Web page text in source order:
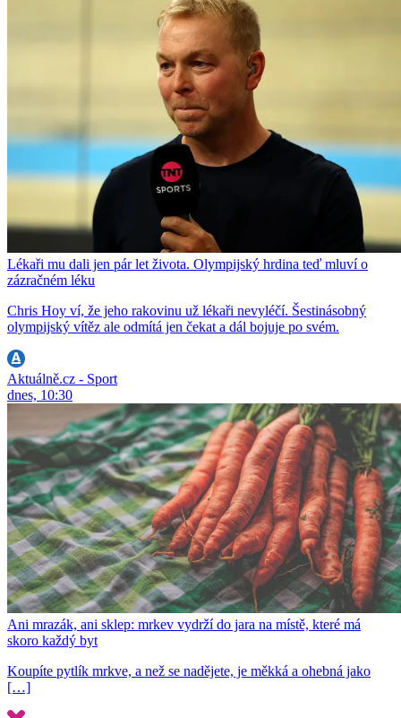
Lékaři mu dali jen pár let života. Olympijský hrdina teď mluví o
zázračném léku
Chris Hoy ví, že jeho rakovinu už lékaři nevyléčí. Šestinásobný
olympijský vítěz ale odmítá jen čekat a dál bojuje po svém.
Aktuálně.cz - Sport
dnes, 10:30
Ani mrazák, ani sklep: mrkev vydrží do jara na místě, které má
skoro každý byt
Koupíte pytlík mrkve, a než se nadějete, je měkká a ohebná jako
[…]